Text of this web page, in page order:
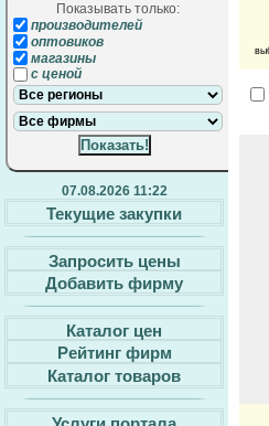
Показывать только:
производителей
оптовиков
магазины
с ценой
07.08.2026 11:22
Текущие закупки
Запросить цены
Добавить фирму
Каталог цен
Рейтинг фирм
Каталог товаров
Услуги портала